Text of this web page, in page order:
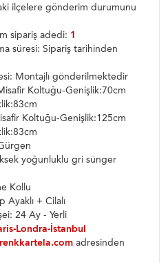
ilçelere gönderim durumunu
sipariş adedi: 1
süresi: Sipariş tarihinden
Montajlı gönderilmektedir
Koltuğu-Genişlik:70cm
Koltuğu-Genişlik:125cm
yoğunluklu gri sünger
Kollu
Ayaklı + Cilalı
24 Ay - Yerli
Londra-İstanbul
renkkartela.com adresinden